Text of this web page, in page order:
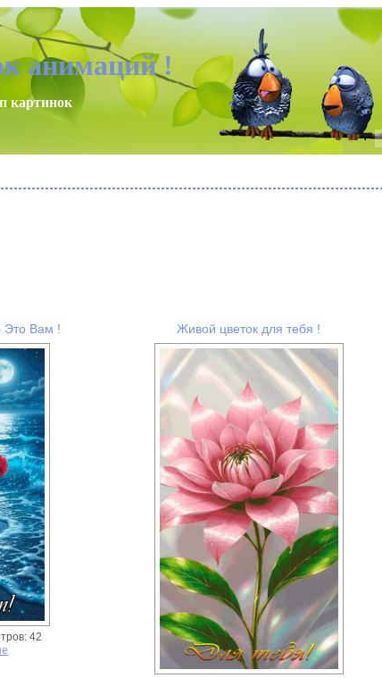
анимаций !
картинок
Это Вам !
42
Живой цветок для тебя !